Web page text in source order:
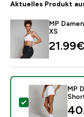
Aktuelles Produkt
MP
XS
21.99€‎
Dieses
MP